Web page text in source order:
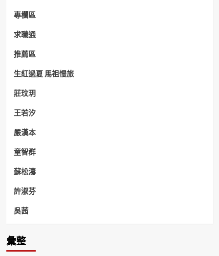
專欄區
求職通
推薦區
生紅過夏 馬祖慢旅
莊玟玥
王若汐
嚴漢本
童智群
蘇松濤
許淑芬
吳茜
彙整